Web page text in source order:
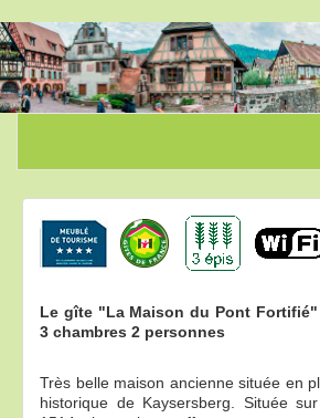
Le gîte "La Maison du Pont Fortifié"
3 chambres 2 personnes
Très belle maison ancienne située en
historique de Kaysersberg. Située